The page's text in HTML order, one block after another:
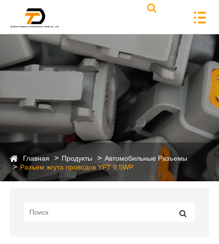
Главная Продукты
Автомобильные Разъемы
Разъем жгута проводов YPT 9.5WP